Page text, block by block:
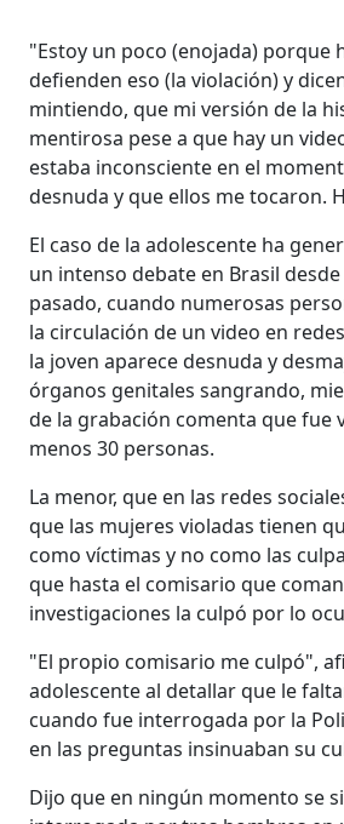
"Estoy un poco (enojada) porque
defienden eso (la violación) y
mintiendo, que mi versión de la
mentirosa pese a que hay un
estaba inconsciente en el
desnuda y que ellos me tocaron.
El caso de la adolescente ha
un intenso debate en Brasil
pasado, cuando numerosas
la circulación de un video en
la joven aparece desnuda y
órganos genitales sangrando,
de la grabación comenta que fue
menos 30 personas.
La menor, que en las redes
que las mujeres violadas tienen
como víctimas y no como las
que hasta el comisario que
investigaciones la culpó por lo
"El propio comisario me culpó",
adolescente al detallar que le
cuando fue interrogada por la
en las preguntas insinuaban su
Dijo que en ningún momento se